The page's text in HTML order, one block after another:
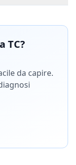
TC?
da capire.